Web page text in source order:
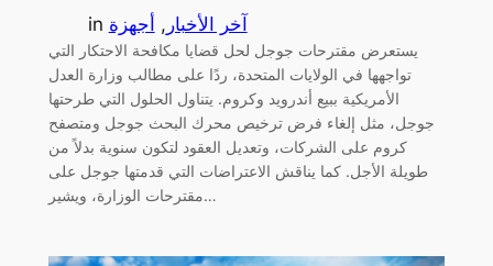
in آخر الأخبار , أجهزة
يستعرض مقترحات جوجل لحل قضايا مكافحة الاحتكار التي
تواجهها في الولايات المتحدة، ردًا على مطالب وزارة العدل
الأمريكية ببيع أندرويد وكروم. يتناول الحلول التي طرحتها
جوجل، مثل إلغاء فرض ترخيص محرك البحث جوجل ومتصفح
كروم على الشركات، وتعديل العقود لتكون سنوية بدلاً من
طويلة الأجل. كما يناقش الاعتراضات التي قدمتها جوجل على
مقترحات الوزارة، ويشير…